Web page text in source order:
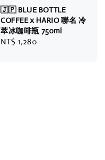
🇯🇵 BLUE BOTTLE
COFFEE x HARIO 聯名 冷
萃冰咖啡瓶 750ml
Regular
NT$ 1,280